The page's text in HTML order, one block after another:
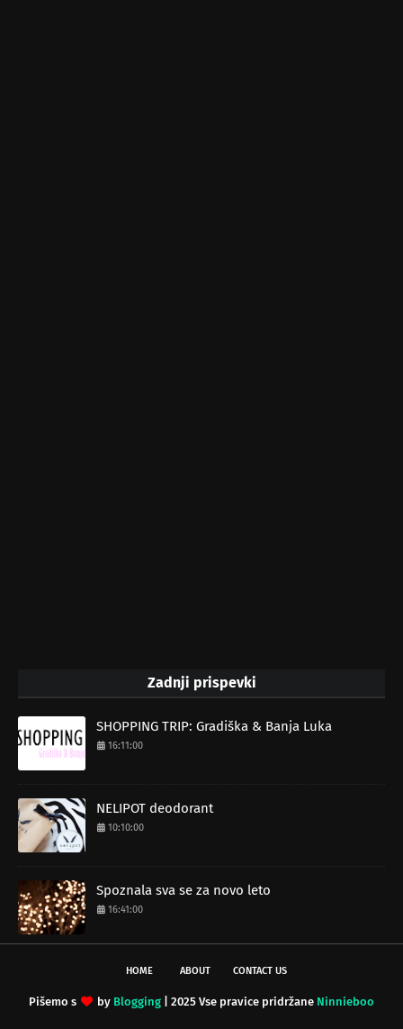
Zadnji prispevki
SHOPPING TRIP: Gradiška & Banja Luka
16:11:00
NELIPOT deodorant
10:10:00
Spoznala sva se za novo leto
16:41:00
HOME ABOUT CONTACT US
Pišemo s by Blogging | 2025 Vse pravice pridržane Ninnieboo